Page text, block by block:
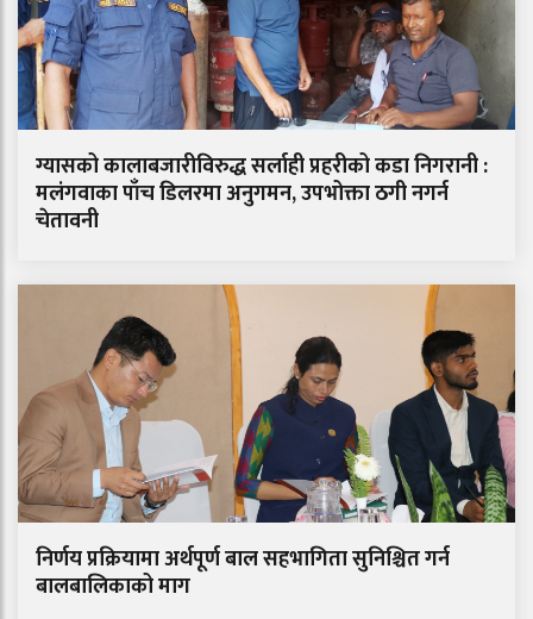
ग्यासको कालाबजारीविरुद्ध सर्लाही प्रहरीको कडा निगरानी :
मलंगवाका पाँच डिलरमा अनुगमन, उपभोक्ता ठगी नगर्न
चेतावनी
निर्णय प्रक्रियामा अर्थपूर्ण बाल सहभागिता सुनिश्चित गर्न
बालबालिकाको माग